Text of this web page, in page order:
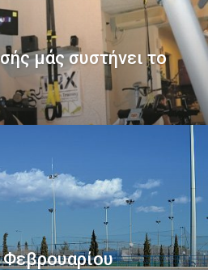
μάς συστήνει το
Φεβρουαρίου